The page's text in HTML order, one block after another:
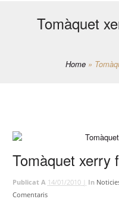
Tomàquet
Home »
Tomàquet xerry
Publicat A 14/01/2010 | In
Comentaris